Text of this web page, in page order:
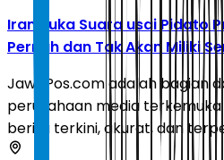
Iran Buka Suara usai Pidato
Pernah dan Tak Akan Miliki
JawaPos.com adalah bagian
perusahaan media terkemuka
berita terkini, akurat, dan